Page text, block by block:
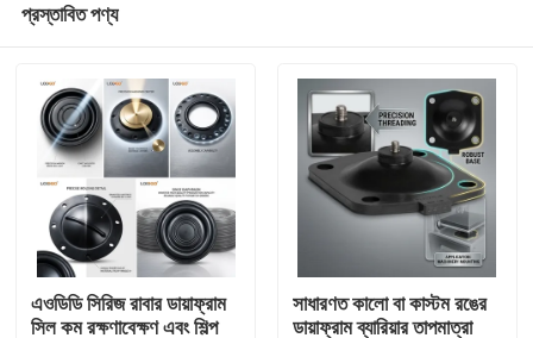
প্রস্তাবিত পণ্য
এওডিডি সিরিজ রাবার ডায়াফ্রাম
সিল কম রক্ষণাবেক্ষণ এবং শিল্প
সাধারণত কালো বা কাস্টম রঙের
ডায়াফ্রাম ব্যারিয়ার তাপমাত্রা